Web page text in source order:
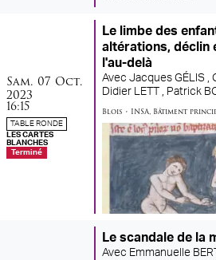
samedi
Sam. 07 octobre
Oct.
2023
16:15
TABLE RONDE
LES CARTES
BLANCHES
Terminé
Le limbe des
altérations, déclin
l'au-delà
Avec Jacques GÉLIS ,
Didier LETT , Patrick
Blois • INSA, Bâtiment
Le scandale de la
Avec Emmanuelle